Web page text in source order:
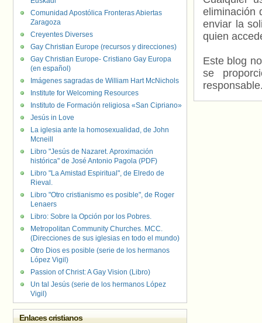
eliminación
enviar la
quien
Este blog
se
Comunidad Apostólica Fronteras Abiertas
Zaragoza
Creyentes Diverses
Gay Christian Europe (recursos y direcciones)
Gay Christian Europe- Cristiano Gay Europa
(en español)
Imágenes sagradas de William Hart McNichols
Institute for Welcoming Resources
Instituto de Formación religiosa «San Cipriano»
Jesús in Love
La iglesia ante la homosexualidad, de John
Mcneill
Libro "Jesús de Nazaret. Aproximación
histórica" de José Antonio Pagola (PDF)
Libro "La Amistad Espiritual", de Elredo de
Rieval.
Libro "Otro cristianismo es posible", de Roger
Lenaers
Libro: Sobre la Opción por los Pobres.
Metropolitan Community Churches. MCC.
(Direcciones de sus iglesias en todo el mundo)
Otro Dios es posible (serie de los hermanos
López Vigil)
Passion of Christ: A Gay Vision (Libro)
Un tal Jesús (serie de los hermanos López
Vigil)
Enlaces cristianos